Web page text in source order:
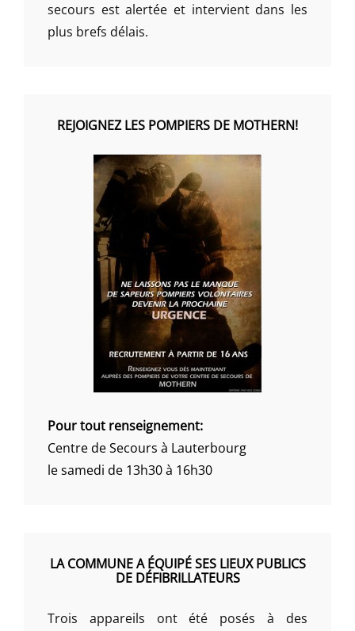
secours est alertée et intervient dans les
plus brefs délais.
REJOIGNEZ LES POMPIERS DE MOTHERN!
Pour tout renseignement:
Centre de Secours à Lauterbourg
le samedi de 13h30 à 16h30
LA COMMUNE A ÉQUIPÉ SES LIEUX PUBLICS
DE DÉFIBRILLATEURS
Trois appareils ont été posés à des